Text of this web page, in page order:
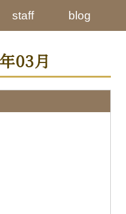
staff blog
03月